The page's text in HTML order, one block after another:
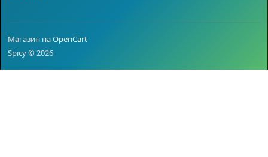
Магазин наOpenCart
Spicy © 2026